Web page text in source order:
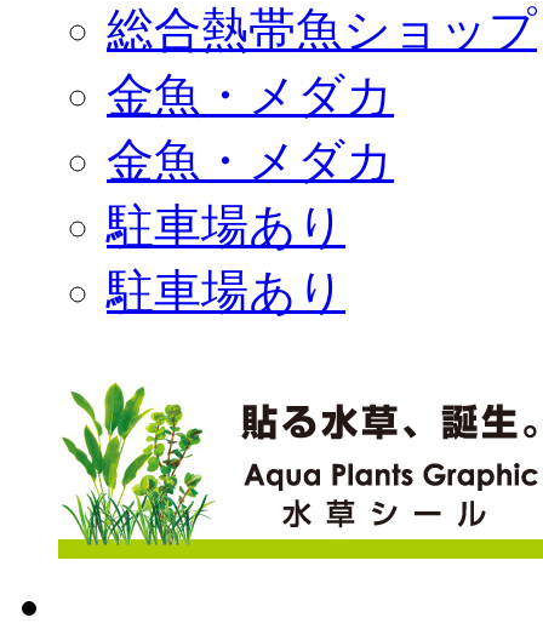
総合熱帯魚ショップ
金魚・メダカ
金魚・メダカ
駐車場あり
駐車場あり